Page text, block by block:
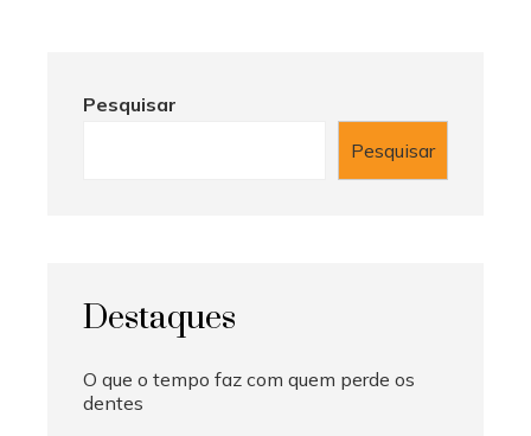
Pesquisar
Pesquisar
Destaques
O que o tempo faz com quem perde os
dentes